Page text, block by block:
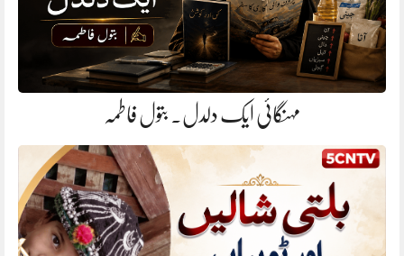
مہنگائی ایک دلدل. بتول فاطمہ